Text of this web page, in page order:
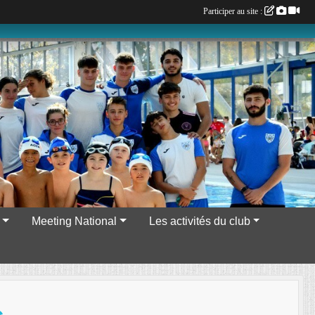
Meeting National Les activités du club
Participer au site :